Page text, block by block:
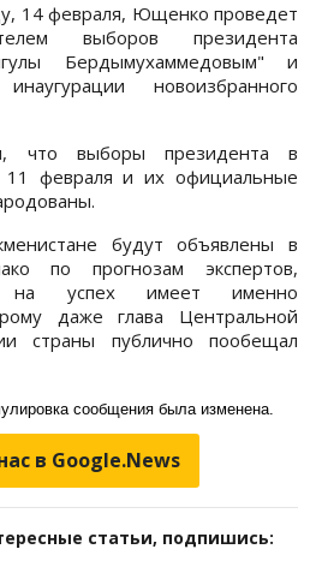
14 февраля, Ющенко проведет
выборов президента
Бердымухаммедовым" и
новоизбранного
что выборы президента в
11 февраля и их официальные
будут объявлены в
по прогнозам экспертов,
на успех имеет именно
даже глава Центральной
страны публично пообещал
сообщения была изменена.
в Google.News
статьи, подпишись: